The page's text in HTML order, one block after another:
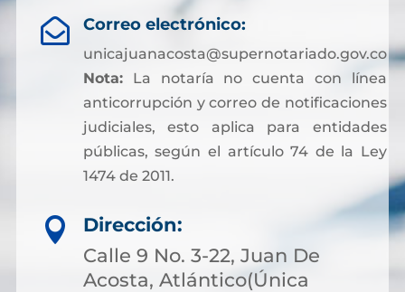
 Correo electrónico:
unicajuanacosta@supernotariado.gov.co
Nota:La notaría no cuenta con línea
anticorrupción y correo de notificaciones
judiciales, esto aplica para entidades
públicas, según el artículo 74 de la Ley
1474 de 2011.

Dirección:
Calle 9 No. 3-22, Juan De
Acosta, Atlántico(Única